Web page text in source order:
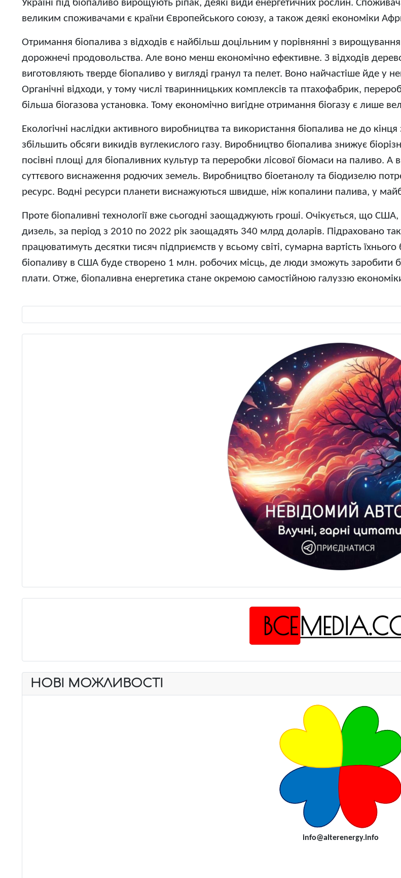
Україні під біопаливо вирощують ріпак, деякі види енергетичних рослин.
великим споживачами є країни Європейського союзу, а також деякі економіки
Отримання біопалива з відходів є найбільш доцільним у порівнянні з
дорожнечі продовольства. Але воно менш економічно ефективне. З відходів
виготовляють тверде біопаливо у вигляді гранул та пелет. Воно найчастіше йде у
Органічні відходи, у тому числі тваринницьких комплексів та птахофабрик,
більша біогазова установка. Тому економічно вигідне отримання біогазу є лише
Екологічні наслідки активного виробництва та використання біопалива не до
збільшить обсяги викидів вуглекислого газу. Виробництво біопалива знижує
посівні площі для біопаливних культур та переробки лісової біомаси на паливо.
суттєвого виснаження родючих земель. Виробництво біоетанолу та біодизелю
ресурс. Водні ресурси планети виснажуються швидше, ніж копалини палива, у
Проте біопаливні технології вже сьогодні заощаджують гроші. Очікується, що
дизель, за період з 2010 по 2022 рік заощадять 340 млрд доларів. Підраховано
працюватимуть десятки тисяч підприємств у всьому світі, сумарна вартість
біопаливу в США буде створено 1 млн. робочих місць, де люди зможуть заробити
плати. Отже, біопаливна енергетика стане окремою самостійною галуззю
Виберіть свою мову
НОВІ МОЖЛИВОСТІ
info@alterenergy.info